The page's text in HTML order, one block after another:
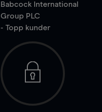
Babcock International
Group PLC
- Topp kunder